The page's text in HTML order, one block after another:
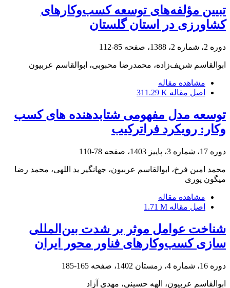
تبیین مؤلفه‌های توسعه کسب‌‌وکارهای
کشاورزی در استان گلستان
دوره 2، شماره 2، 1388، صفحه 85-112
ابوالقاسم شریف‌زاده، محمدرضا محبوبی، ابوالقاسم عربیون
مشاهده مقاله
اصل مقاله 311.29 K
توسعه مدل مفهومی شتابدهنده های کسب
وکار: رویکرد فراترکیب
دوره 17، شماره 3، پاییز 1403، صفحه 78-110
محمد امین فرخ، ابوالقاسم عربیون، جهانگیر ید اللهی، محمد رضا
میگون پوری
مشاهده مقاله
اصل مقاله 1.71 M
شناخت عوامل موثر بر شدت بین‌المللی
سازی کسب‌وکارهای فناور محور ایران
دوره 16، شماره 4، زمستان 1402، صفحه 165-185
ابوالقاسم عربیون، الهه حسینی، مهدی آزاد